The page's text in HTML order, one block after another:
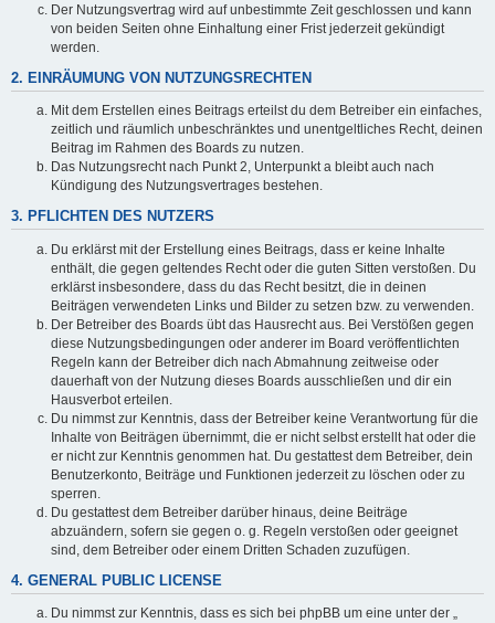
Der Nutzungsvertrag wird auf unbestimmte Zeit geschlossen und kann
von beiden Seiten ohne Einhaltung einer Frist jederzeit gekündigt
werden.
2. EINRÄUMUNG VON NUTZUNGSRECHTEN
Mit dem Erstellen eines Beitrags erteilst du dem Betreiber ein einfaches,
zeitlich und räumlich unbeschränktes und unentgeltliches Recht, deinen
Beitrag im Rahmen des Boards zu nutzen.
Das Nutzungsrecht nach Punkt 2, Unterpunkt a bleibt auch nach
Kündigung des Nutzungsvertrages bestehen.
3. PFLICHTEN DES NUTZERS
Du erklärst mit der Erstellung eines Beitrags, dass er keine Inhalte
enthält, die gegen geltendes Recht oder die guten Sitten verstoßen. Du
erklärst insbesondere, dass du das Recht besitzt, die in deinen
Beiträgen verwendeten Links und Bilder zu setzen bzw. zu verwenden.
Der Betreiber des Boards übt das Hausrecht aus. Bei Verstößen gegen
diese Nutzungsbedingungen oder anderer im Board veröffentlichten
Regeln kann der Betreiber dich nach Abmahnung zeitweise oder
dauerhaft von der Nutzung dieses Boards ausschließen und dir ein
Hausverbot erteilen.
Du nimmst zur Kenntnis, dass der Betreiber keine Verantwortung für die
Inhalte von Beiträgen übernimmt, die er nicht selbst erstellt hat oder die
er nicht zur Kenntnis genommen hat. Du gestattest dem Betreiber, dein
Benutzerkonto, Beiträge und Funktionen jederzeit zu löschen oder zu
sperren.
Du gestattest dem Betreiber darüber hinaus, deine Beiträge
abzuändern, sofern sie gegen o. g. Regeln verstoßen oder geeignet
sind, dem Betreiber oder einem Dritten Schaden zuzufügen.
4. GENERAL PUBLIC LICENSE
Du nimmst zur Kenntnis, dass es sich bei phpBB um eine unter der „